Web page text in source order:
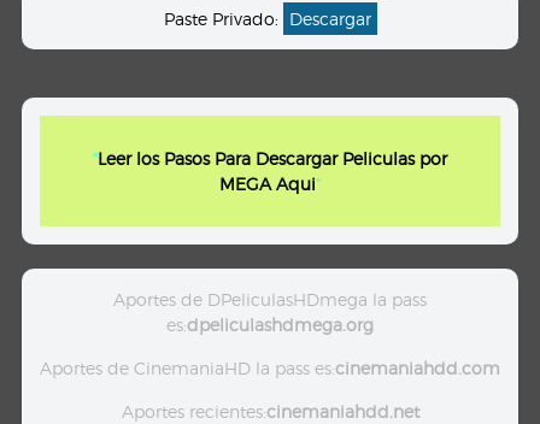
Paste Privado: Descargar
"Leer los Pasos Para Descargar Peliculas por
MEGA Aqui"
Aportes de DPeliculasHDmega la pass
es:dpeliculashdmega.org
Aportes de CinemaniaHD la pass es:cinemaniahdd.com
Aportes recientes:cinemaniahdd.net